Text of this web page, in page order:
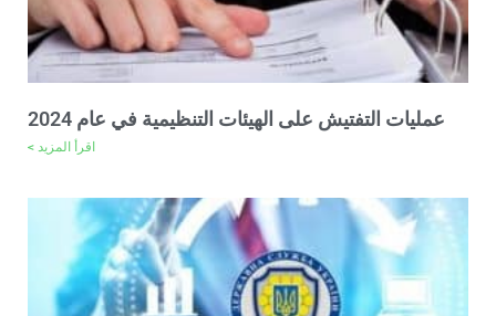
عمليات التفتيش على الهيئات التنظيمية في عام 2024
اقرأ المزيد >